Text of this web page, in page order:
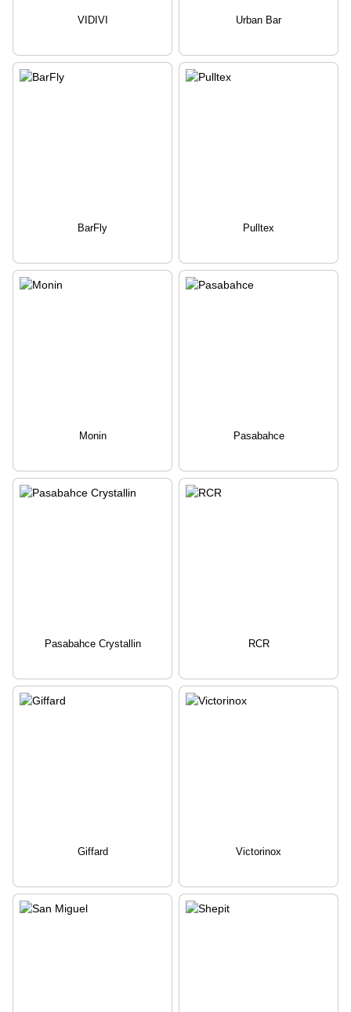
VIDIVI Urban Bar
BarFly Pulltex
Monin Pasabahce
Pasabahce Crystallin RCR
Giffard Victorinox